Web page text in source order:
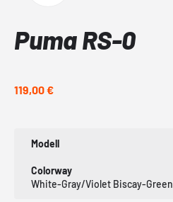
Puma RS-0
119,00 €
Modell
Colorway
White-Gray/Violet Biscay-Green